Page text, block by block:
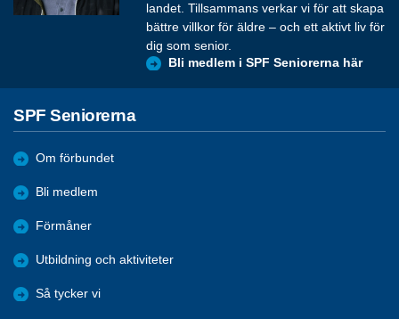
landet. Tillsammans verkar vi för att skapa
bättre villkor för äldre – och ett aktivt liv för
dig som senior.
Bli medlem i SPF Seniorerna här
SPF Seniorerna
Om förbundet
Bli medlem
Förmåner
Utbildning och aktiviteter
Så tycker vi